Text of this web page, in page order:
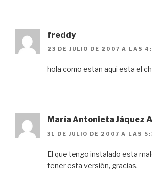
freddy
23 DE JULIO DE 2007 A LAS
hola como estan aqui esta el
María Antonieta Jáquez
31 DE JULIO DE 2007 A LAS
El que tengo instalado esta
tener esta versión, gracias.